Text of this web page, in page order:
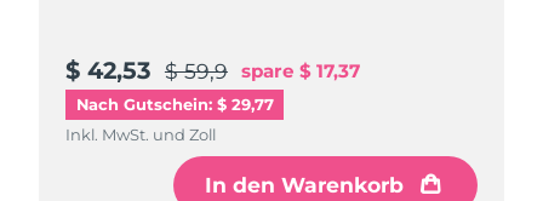
$ 42,53 $ 59,9 spare $ 17,37
Nach Gutschein: $ 29,77
Inkl. MwSt. und Zoll
In den Warenkorb